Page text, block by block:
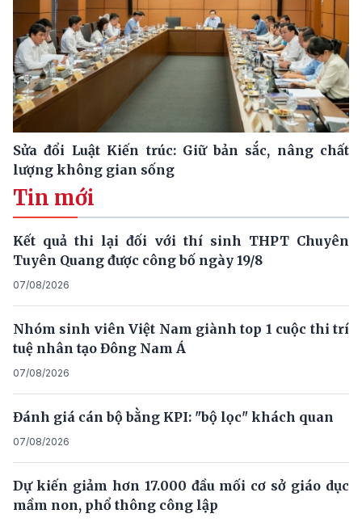
Sửa đổi Luật Kiến trúc: Giữ bản sắc, nâng chất
lượng không gian sống
Tin mới
Kết quả thi lại đối với thí sinh THPT Chuyên
Tuyên Quang được công bố ngày 19/8
07/08/2026
Nhóm sinh viên Việt Nam giành top 1 cuộc thi trí
tuệ nhân tạo Đông Nam Á
07/08/2026
Đánh giá cán bộ bằng KPI: "bộ lọc" khách quan
07/08/2026
Dự kiến giảm hơn 17.000 đầu mối cơ sở giáo dục
mầm non, phổ thông công lập